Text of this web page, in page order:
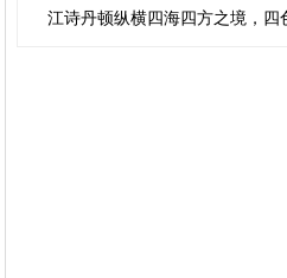
江诗丹顿纵横四海四方之境，四